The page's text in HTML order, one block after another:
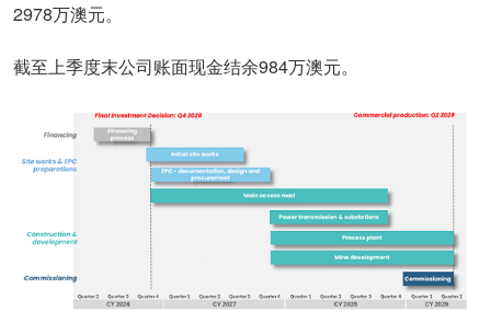
2978万澳元。
截至上季度末公司账面现金结余984万澳元。